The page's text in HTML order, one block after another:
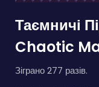
Таємничі
Chaotic
Зіграно 277 разів.